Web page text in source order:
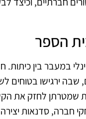
הספר
במעבר בין כיתות.
שבה ירגישו בטוחים
שמטרתן לחזק את
חברה, סדנאות יצירה